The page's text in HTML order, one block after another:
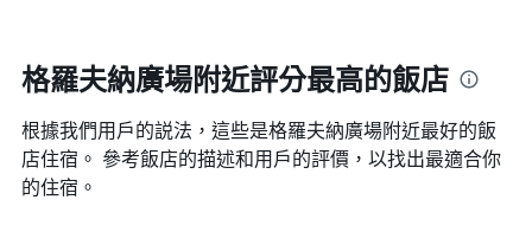
月
份
此
圖
表
具
房
間
均
價
格
此
格羅夫納廣場附近評分最高的飯店
根據我們用戶的説法，這些是格羅夫納廣場附近最好的飯
店住宿。 參考飯店的描述和用戶的評價，以找出最適合你
的住宿。